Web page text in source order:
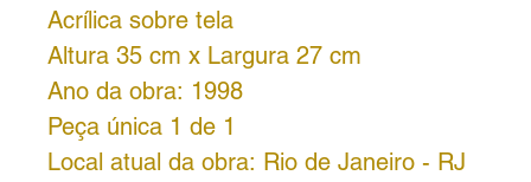
Acrílica sobre tela
Altura 35 cm x Largura 27 cm
Ano da obra: 1998
Peça única 1 de 1
Local atual da obra: Rio de Janeiro - RJ